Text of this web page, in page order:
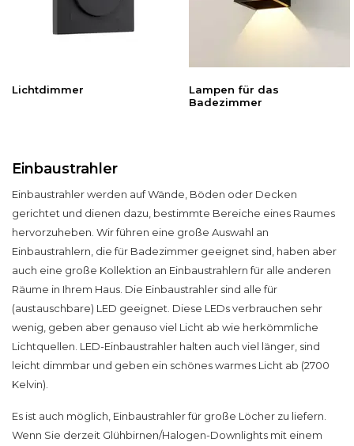
Lichtdimmer
Lampen für das
Badezimmer
Einbaustrahler
Einbaustrahlerwerden auf Wände, Böden oder Decken
gerichtet und dienen dazu, bestimmte Bereiche eines Raumes
hervorzuheben. Wir führen eine große Auswahl an
Einbaustrahlern , die für Badezimmer geeignet sind, haben aber
auch eine große Kollektion an Einbaustrahlernfür alle anderen
Räume in Ihrem Haus. Die Einbaustrahler sind alle für
(austauschbare) LED geeignet. Diese LEDs verbrauchen sehr
wenig, geben aber genauso viel Licht ab wie herkömmliche
Lichtquellen . LED-Einbaustrahler halten auch viel länger, sind
leicht dimmbar und geben ein schönes warmes Licht ab (2700
Kelvin).
Es ist auch möglich, Einbaustrahlerfür große Löcher zu liefern.
Wenn Sie derzeit Glühbirnen/Halogen-Downlights mit einem